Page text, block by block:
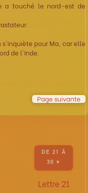
a touché le nord-est de
pour Ma, car elle
de l'Inde.
Page suivante
DE 21 À
30 ▾
Lettre 21